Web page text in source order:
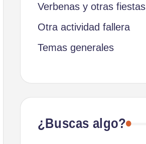
Verbenas y otras fiestas
Otra actividad fallera
Temas generales
¿Buscas algo?